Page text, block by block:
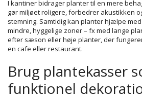
I kantiner bidrager planter til en mere
gør miljøet roligere, forbedrer akustikken
stemning. Samtidig kan planter hjælpe
mindre, hyggelige zoner – fx med lange
efter sæson eller høje planter, der
en cafe eller restaurant.
Brug plantekasser
funktionel